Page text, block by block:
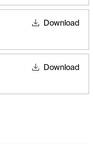
Download
Download